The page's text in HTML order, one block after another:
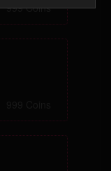
999 Coins